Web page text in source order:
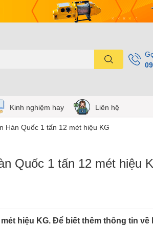
Kinh nghiệm hay Liên hệ
Hàn Quốc 1 tấn 12 mét hiệu KG
Quốc 1 tấn 12 mét hiệu
hiệu KG. Để biết thêm thông tin về